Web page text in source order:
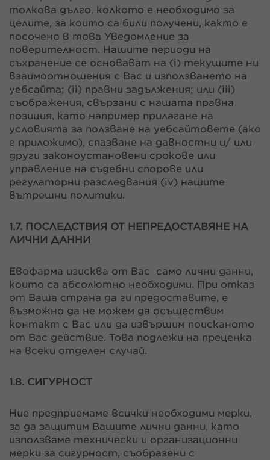
толкова дълго, колкото е необходимо за
целите, за които са били получени, както е
посочено в това Уведомление за
поверителност. Нашите периоди на
съхранение се основават на (i) текущите ни
взаимоотношения с Вас и използването на
уебсайта; (ii) правни задължения; или (iii)
съображения, свързани с нашата правна
позиция, като например прилагане на
условията за ползване на уебсайтовете (ако
е приложимо), спазване на давностни и/ или
други законоустановени срокове или
управление на съдебни спорове или
регулаторни разследвания (iv) нашите
вътрешни политики.
1.7. ПОСЛЕДСТВИЯ ОТ НЕПРЕДОСТАВЯНЕ НА
ЛИЧНИ ДАННИ
Евофарма изисква от Вас само лични данни,
които са абсолютно необходими. При отказ
от Ваша страна да ги предоставите, е
възможно да не можем да осъществим
контакт с Вас или да извършим поисканото
от Вас действие. Това подлежи на преценка
на всеки отделен случай.
1.8. СИГУРНОСТ
Ние предприемаме всички необходими мерки,
за да защитим Вашите лични данни, като
използваме технически и организационни
мерки за сигурност, съобразени с